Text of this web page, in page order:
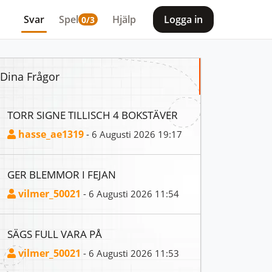
Svar Spel 0/3 Hjälp Logga in
Dina Frågor
TORR SIGNE TILLISCH 4 BOKSTÄVER
hasse_ae1319 - 6 Augusti 2026 19:17
GER BLEMMOR I FEJAN
vilmer_50021 - 6 Augusti 2026 11:54
SÄGS FULL VARA PÅ
vilmer_50021 - 6 Augusti 2026 11:53